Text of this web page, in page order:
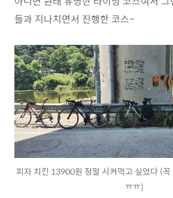
들과 지나치면서 진행한 코스~
피자 치킨 13900원 정말 시켜먹고 싶었다 (
ㅠㅠ)